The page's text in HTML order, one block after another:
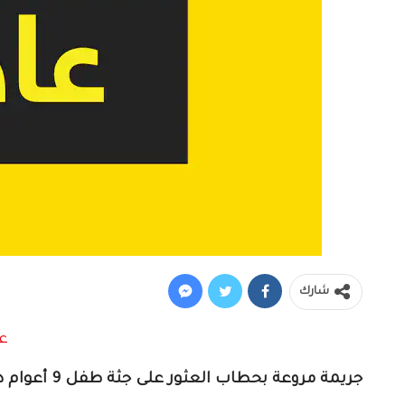
شارك
جريمة مروعة بحطاب العثور على جثة طفل 9 أعوام داخل مرحاض